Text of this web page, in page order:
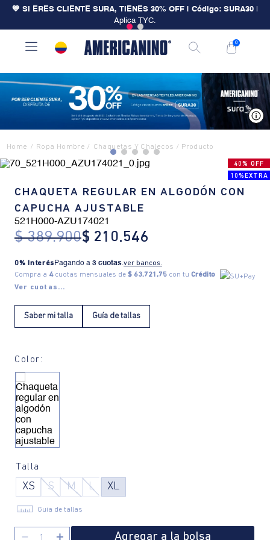
💙 SI ERES CLIENTE SURA, TIENES 30% OFF | Código: SURA30
Aplica TYC.
0
Ropa Hombre Chaquetas Y Chalecos
40% OFF
10%EXTRA
CHAQUETA REGULAR EN ALGODÓN CON
CAPUCHA AJUSTABLE
521H000-AZU174021
$ 389.900$ 210.546
0% Interés Pagando a 3 cuotas.ver bancos.
Compra a 4cuotas mensuales de $ 63.721,75 con tu Crédito
Ver cuotas...
Saber mi talla Guía de tallas
Color:
Talla
XS S M L XL
Guía de tallas
Agregar a la bolsa